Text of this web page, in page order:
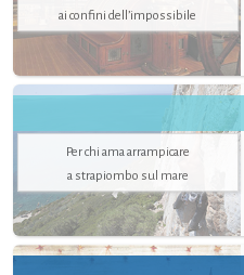
ai confini dell’impossibile
Per chi ama arrampicare
a strapiombo sul mare